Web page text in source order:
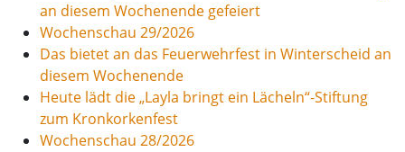
an diesem Wochenende gefeiert
Wochenschau 29/2026
Das bietet an das Feuerwehrfest in Winterscheid an
diesem Wochenende
Heute lädt die „Layla bringt ein Lächeln“-Stiftung
zum Kronkorkenfest
Wochenschau 28/2026